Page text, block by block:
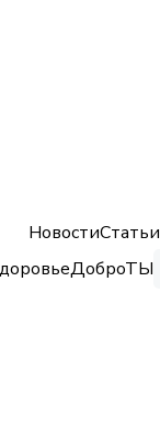
НовостиСтатьи
ДоброТЫ